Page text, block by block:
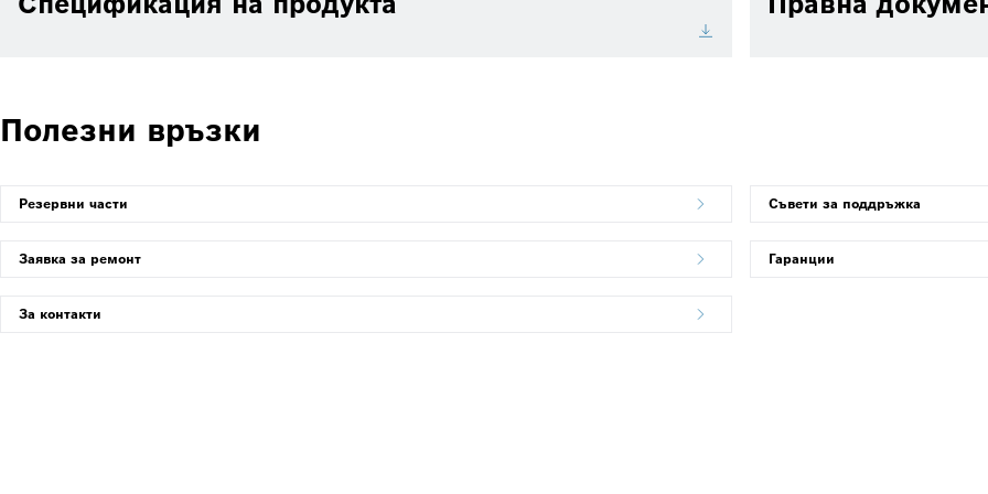
Полезни връзки
Резервни части Съвети за поддръжка
Заявка за ремонт Гаранции
За контакти